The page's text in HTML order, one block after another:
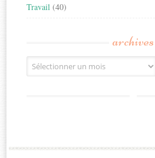
Travail (40)
archives
Archives